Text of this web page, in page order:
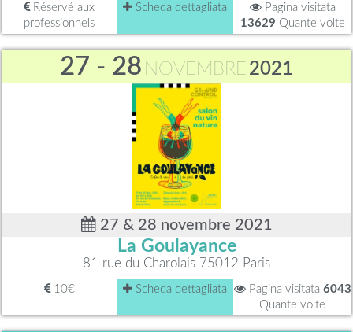
Réservé aux
professionnels
Scheda dettagliata
Pagina visitata
13629 Quante volte
27 - 28 NOVEMBRE 2021
27 & 28 novembre 2021
La Goulayance
81 rue du Charolais 75012 Paris
10€ Scheda dettagliata Pagina visitata 6043
Quante volte